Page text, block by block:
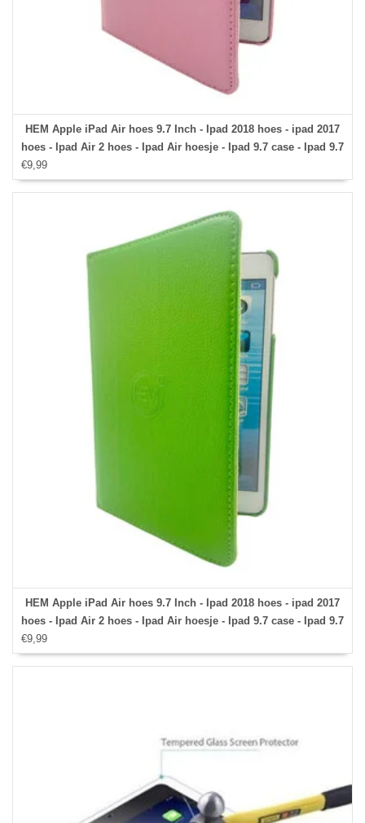
HEM Apple iPad Air hoes 9.7 Inch - Ipad 2018 hoes - ipad 2017
hoes - Ipad Air 2 hoes - Ipad Air hoesje - Ipad 9.7 case - Ipad 9.7
Autowake Draaibare Cover - Ipad hoes 2017/2018 - Licht Roze -
Gehele draaibare bescherming voor Ipad
€9,99
HEM Apple iPad Air hoes 9.7 Inch - Ipad 2018 hoes - ipad 2017
hoes - Ipad Air 2 hoes - Ipad Air hoesje - Ipad 9.7 case - Ipad 9.7
Autowake Draaibare Cover - Ipad hoes 2017/2018 - Groen -
Gehele draaibare bescherming voor Ipad
€9,99